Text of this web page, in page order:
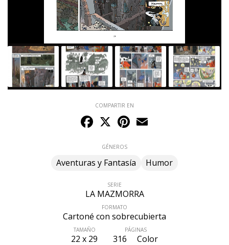
COMPARTIR EN
Facebook
X Pinterest
GÉNEROS
Aventuras y Fantasía Humor
SERIE
LA MAZMORRA
FORMATO
Cartoné con sobrecubierta
TAMAÑO
22 x 29
PÁGINAS
316 Color